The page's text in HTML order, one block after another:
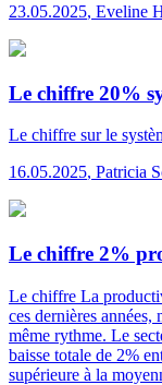
23.05.2025, Eveline
Le chiffre 20%
Le chiffre sur le
16.05.2025, Patricia
Le chiffre 2%
Le chiffre La
ces dernières années,
même rythme. Le
baisse totale de 2%
supérieure à la